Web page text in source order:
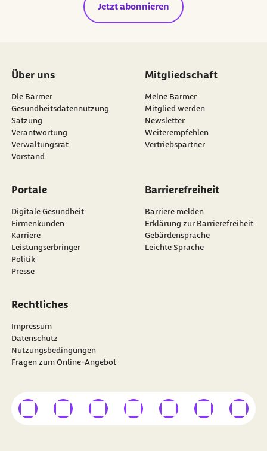
Jetzt abonnieren
Über uns
Die Barmer
Gesundheitsdatennutzung
Satzung
Verantwortung
Verwaltungsrat
Vorstand
Mitgliedschaft
Meine Barmer
Mitglied werden
Newsletter
externer Link:
Weiterempfehlen
Vertriebspartner
Portale
Digitale Gesundheit
Firmenkunden
Karriere
Leistungserbringer
Politik
Presse
Barrierefreiheit
Barriere melden
Erklärung zur Barrierefreiheit
Gebärdensprache
Leichte Sprache
Rechtliches
Impressum
Datenschutz
Nutzungsbedingungen
Fragen zum Online-Angebot
Besuchen Sie dieBARMER auf
externer Linkexterner Linkexterner Linkexterner Linkexterner Linkexterner Link